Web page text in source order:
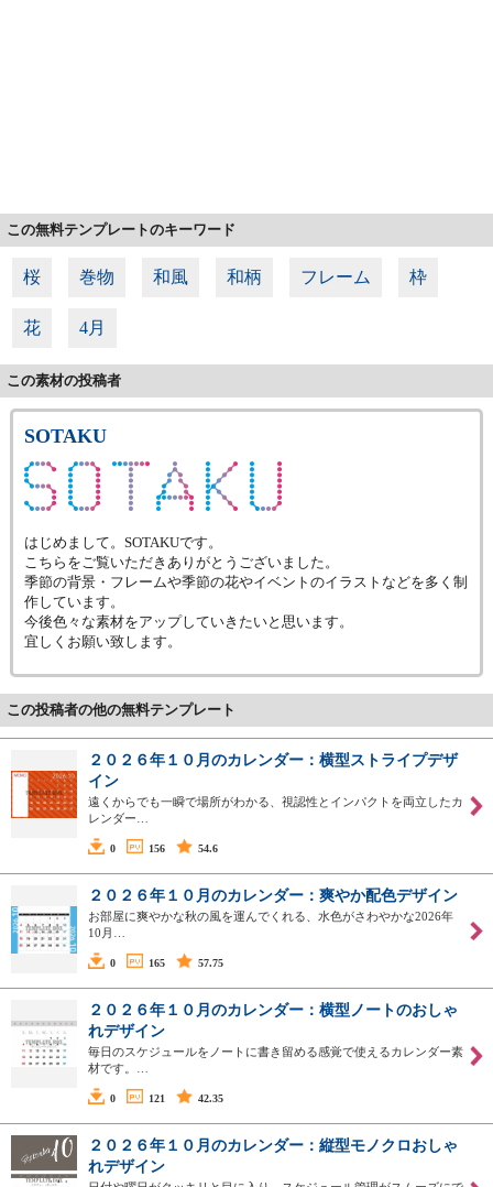
この無料テンプレートのキーワード
桜 巻物 和風 和柄 フレーム 枠
花 4月
この素材の投稿者
SOTAKU
はじめまして。SOTAKUです。
こちらをご覧いただきありがとうございました。
季節の背景・フレームや季節の花やイベントのイラストなどを多く制
作しています。
今後色々な素材をアップしていきたいと思います。
宜しくお願い致します。
この投稿者の他の無料テンプレート
２０２６年１０月のカレンダー：横型ストライプデザ
イン
遠くからでも一瞬で場所がわかる、視認性とインパクトを両立したカ
レンダー…
0 156 54.6
２０２６年１０月のカレンダー：爽やか配色デザイン
お部屋に爽やかな秋の風を運んでくれる、水色がさわやかな2026年
10月…
0 165 57.75
２０２６年１０月のカレンダー：横型ノートのおしゃ
れデザイン
毎日のスケジュールをノートに書き留める感覚で使えるカレンダー素
材です。…
0 121 42.35
２０２６年１０月のカレンダー：縦型モノクロおしゃ
れデザイン